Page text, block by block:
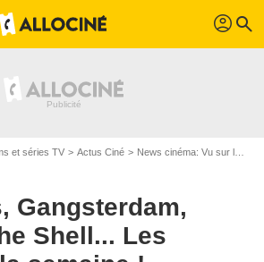
profil search
et séries TV Actus Ciné News cinéma: Vu sur le web
Gangsterdam,
Shell... Les